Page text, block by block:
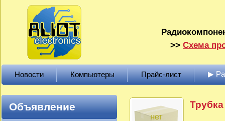
>> Схема
Новости Компьютеры Прайс-лист ▶
Объявление